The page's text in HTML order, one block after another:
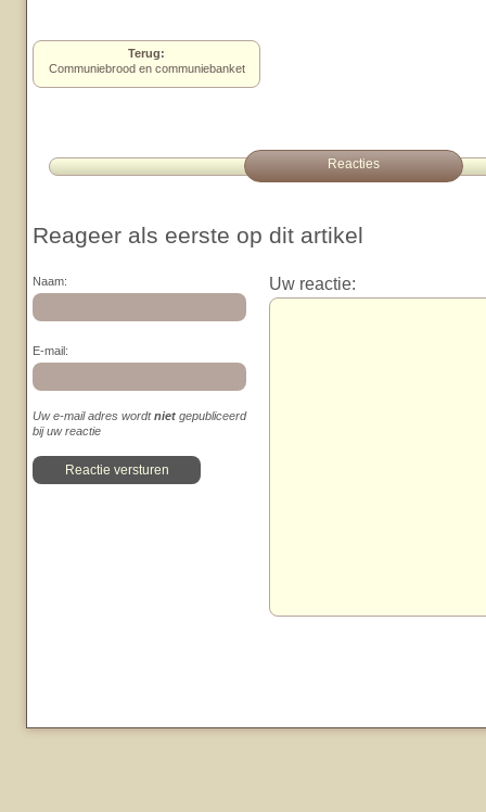
Terug:
Communiebrood en communiebanket
Reacties
Reageer als eerste op dit artikel
Naam:
E-mail:
Uw e-mail adres wordtniet gepubliceerd
bij uw reactie
Uw reactie: